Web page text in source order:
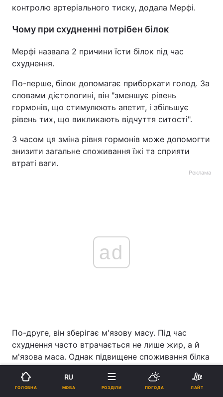
контролю артеріального тиску, додала Мерфі.
Чому при схудненні потрібен білок
Мерфі назвала 2 причини їсти білок під час
схуднення.
По-перше, білок допомагає приборкати голод. За
словами дієтологині, він "зменшує рівень
гормонів, що стимулюють апетит, і збільшує
рівень тих, що викликають відчуття ситості".
З часом ця зміна рівня гормонів може допомогти
знизити загальне споживання їжі та сприяти
втраті ваги.
Реклама
ad
По-друге, він зберігає м'язову масу. Під час
схуднення часто втрачається не лише жир, а й
м'язова маса. Однак підвищене споживання білка
авторка. Крім того, більша м'язова маса означає
більші витрати енергії навіть у стані спокою, що
ГОЛОВНА
RU
МОВА РОЗДІЛИ ПОГОДА ЛАЙТ